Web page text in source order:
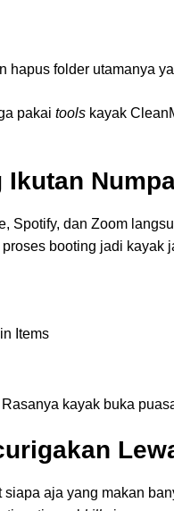
hapus folder utamanya
pakai tools kayak
Ikutan
Spotify, dan Zoom
booting jadi kayak
Items
kayak buka
siapa aja yang makan